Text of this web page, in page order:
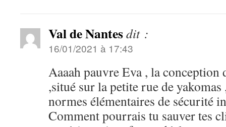
Val de Nantesdit :
16/01/2021 à 17:43
Aaaah pauvre Eva , la
,situé sur la petite rue de yakomas
normes élémentaires de sécurité
Comment pourrais tu sauver tes